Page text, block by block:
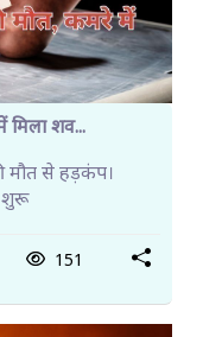
मिला शव...
मौत से हड़कंप।
शुरू
151